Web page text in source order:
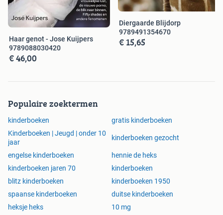
Haar genot - Jose Kuijpers
9789088030420
€ 46,00
Diergaarde Blijdorp
9789491354670
€ 15,65
Populaire zoektermen
kinderboeken
gratis kinderboeken
Kinderboeken | Jeugd | onder 10
jaar
kinderboeken gezocht
engelse kinderboeken
hennie de heks
kinderboeken jaren 70
kinderboeken
blitz kinderboeken
kinderboeken 1950
spaanse kinderboeken
duitse kinderboeken
heksje heks
10 mg